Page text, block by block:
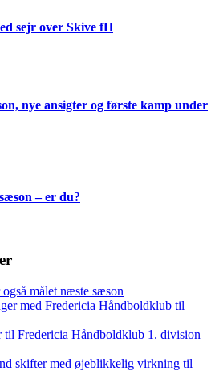
sejr over Skive fH
nye ansigter og første kamp under
– er du?
målet næste sæson
med Fredericia Håndboldklub til
Fredericia Håndboldklub 1. division
skifter med øjeblikkelig virkning til